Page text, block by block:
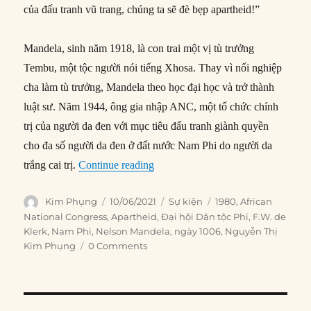
của đấu tranh vũ trang, chúng ta sẽ đè bẹp apartheid!”
Mandela, sinh năm 1918, là con trai một vị tù trưởng
Tembu, một tộc người nói tiếng Xhosa. Thay vì nối nghiệp
cha làm tù trưởng, Mandela theo học đại học và trở thành
luật sư. Năm 1944, ông gia nhập ANC, một tổ chức chính
trị của người da đen với mục tiêu đấu tranh giành quyền
cho đa số người da đen ở đất nước Nam Phi do người da
trắng cai trị.Continue reading“10/06/1980: Nelson Mandela gửi
Author
Kim Phụng
Posted
on
10/06/2021 Categories
Sự kiện Tags
1980,African
National Congress,Apartheid,Đại hội Dân tộc Phi, F.W. de
Klerk, Nam Phi, Nelson Mandela, ngày 1006, Nguyễn Thị
Kim Phụng
0 Comments